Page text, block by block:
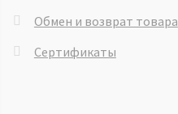
Обмен и возврат товара
Сертификаты